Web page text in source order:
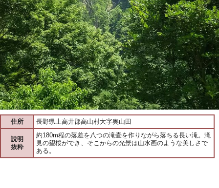
住所 長野県上高井郡高山村大字奥山田
説明
抜粋
約180m程の落差を八つの滝壷を作りながら落ちる長い滝。滝
見の望桜ができ、そこからの光景は山水画のような美しさで
ある。